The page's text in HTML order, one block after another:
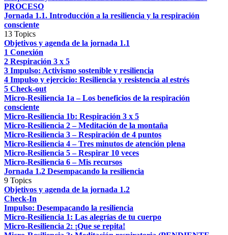
PROCESO
Jornada 1.1. Introducción a la resiliencia y la respiración
consciente
13 Topics
Objetivos y agenda de la jornada 1.1
1 Conexión
2 Respiración 3 x 5
3 Impulso: Activismo sostenible y resiliencia
4 Impulso y ejercicio: Resiliencia y resistencia al estrés
5 Check-out
Micro-Resiliencia 1a – Los beneficios de la respiración
consciente
Micro-Resiliencia 1b: Respiración 3 x 5
Micro-Resiliencia 2 – Meditación de la montaña
Micro-Resiliencia 3 – Respiración de 4 puntos
Micro-Resiliencia 4 – Tres minutos de atención plena
Micro-Resiliencia 5 – Respirar 10 veces
Micro-Resiliencia 6 – Mis recursos
Jornada 1.2 Desempacando la resiliencia
9 Topics
Objetivos y agenda de la jornada 1.2
Check-In
Impulso: Desempacando la resiliencia
Micro-Resiliencia 1: Las alegrías de tu cuerpo
Micro-Resiliencia 2: ¡Que se repita!